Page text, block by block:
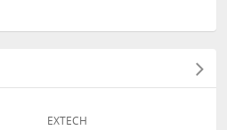
EXTECH